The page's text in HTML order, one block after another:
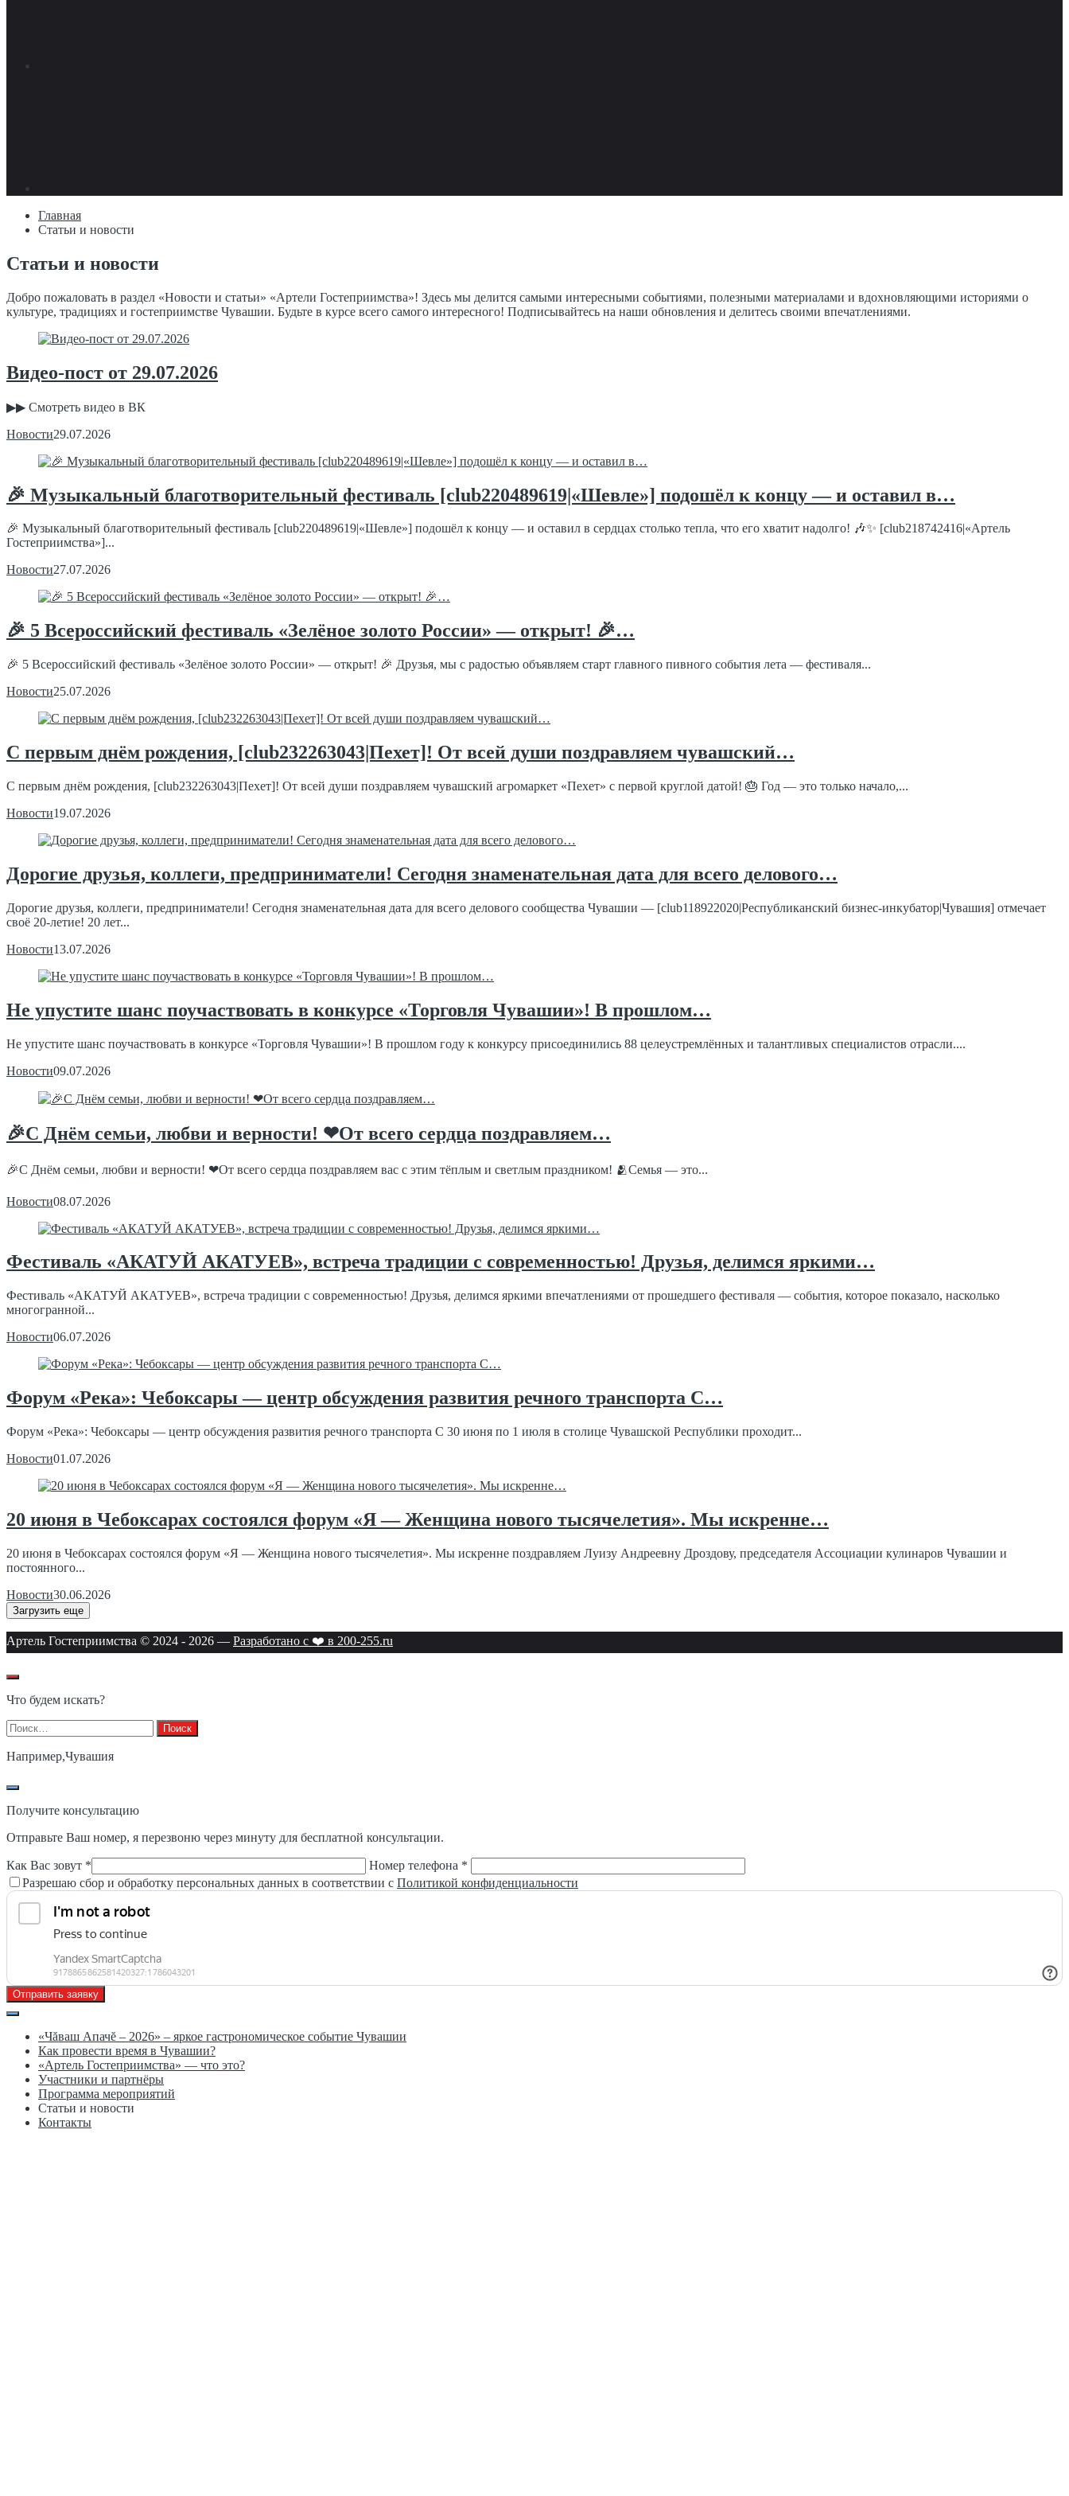
Главная
Статьи и новости
Статьи и новости
Добро пожаловать в раздел «Новости и статьи» «Артели Гостеприимства»! Здесь мы делится самыми интересными событиями, полезными материалами и вдохновляющими историями о
культуре, традициях и гостеприимстве Чувашии. Будьте в курсе всего самого интересного! Подписывайтесь на наши обновления и делитесь своими впечатлениями.
Видео-пост от 29.07.2026
▶▶ Смотреть видео в ВК
Новости29.07.2026
🎉 Музыкальный благотворительный фестиваль [club220489619|«Шевле»] подошёл к концу — и оставил в…
🎉 Музыкальный благотворительный фестиваль [club220489619|«Шевле»] подошёл к концу — и оставил в сердцах столько тепла, что его хватит надолго! 🎶✨ [club218742416|«Артель
Гостеприимства»]...
Новости27.07.2026
🎉 5 Всероссийский фестиваль «Зелёное золото России» — открыт! 🎉…
🎉 5 Всероссийский фестиваль «Зелёное золото России» — открыт! 🎉 Друзья, мы с радостью объявляем старт главного пивного события лета — фестиваля...
Новости25.07.2026
С первым днём рождения, [club232263043|Пехет]! От всей души поздравляем чувашский…
С первым днём рождения, [club232263043|Пехет]! От всей души поздравляем чувашский агромаркет «Пехет» с первой круглой датой! 🎂 Год — это только начало,...
Новости19.07.2026
Дорогие друзья, коллеги, предприниматели! Сегодня знаменательная дата для всего делового…
Дорогие друзья, коллеги, предприниматели! Сегодня знаменательная дата для всего делового сообщества Чувашии — [club118922020|Республиканский бизнес-инкубатор|Чувашия] отмечает
своё 20-летие! 20 лет...
Новости13.07.2026
Не упустите шанс поучаствовать в конкурсе «Торговля Чувашии»! В прошлом…
Не упустите шанс поучаствовать в конкурсе «Торговля Чувашии»! В прошлом году к конкурсу присоединились 88 целеустремлённых и талантливых специалистов отрасли....
Новости09.07.2026
🎉С Днём семьи, любви и верности! ❤От всего сердца поздравляем…
🎉С Днём семьи, любви и верности! ❤От всего сердца поздравляем вас с этим тёплым и светлым праздником! 🫂Семья — это...
Новости08.07.2026
Фестиваль «АКАТУЙ АКАТУЕВ», встреча традиции с современностью! Друзья, делимся яркими…
Фестиваль «АКАТУЙ АКАТУЕВ», встреча традиции с современностью! Друзья, делимся яркими впечатлениями от прошедшего фестиваля — события, которое показало, насколько
многогранной...
Новости06.07.2026
Форум «Река»: Чебоксары — центр обсуждения развития речного транспорта С…
Форум «Река»: Чебоксары — центр обсуждения развития речного транспорта С 30 июня по 1 июля в столице Чувашской Республики проходит...
Новости01.07.2026
20 июня в Чебоксарах состоялся форум «Я — Женщина нового тысячелетия». Мы искренне…
20 июня в Чебоксарах состоялся форум «Я — Женщина нового тысячелетия». Мы искренне поздравляем Луизу Андреевну Дроздову, председателя Ассоциации кулинаров Чувашии и
постоянного...
Новости30.06.2026
Загрузить еще
Артель Гостеприимства © 2024 - 2026 — Разработано с ❤️ в 200-255.ru
Что будем искать?
Найти:
Например,Чувашия
Получите консультацию
Отправьте Ваш номер, я перезвоню через минуту для бесплатной консультации.
Как Вас зовут *
Номер телефона *
Разрешаю сбор и обработку персональных данных в соответствии с Политикой конфиденциальности
Отправить заявку
«Чăваш Апачĕ – 2026» – яркое гастрономическое событие Чувашии
Как провести время в Чувашии?
«Артель Гостеприимства» — что это?
Участники и партнёры
Программа мероприятий
Статьи и новости
Контакты